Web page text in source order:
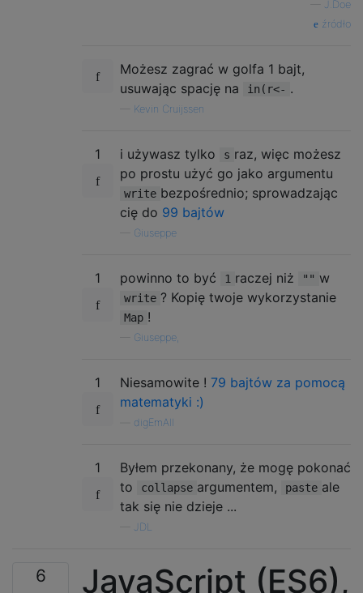
J.Doe
źródło
Możesz zagrać w golfa 1 bajt,
usuwając spację na
in(r<- .
Kevin Cruijssen
1 i używasz tylko s raz, więc możesz
po prostu użyć go jako argumentu
write bezpośrednio; sprowadzając
cię do 99 bajtów
Giuseppe
1 powinno to być 1 raczej niż "" w
write ? Kopię twoje wykorzystanie
Map !
Giuseppe,
1 Niesamowite ! 79 bajtów za pomocą
matematyki :)
digEmAll
1
Byłem przekonany, że mogę pokonać
to
collapse argumentem, paste ale
tak się nie dzieje ...
JDL
6
JavaScript (ES6),